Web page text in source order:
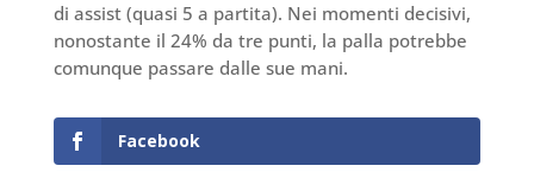
di assist (quasi 5 a partita). Nei momenti decisivi,
nonostante il 24% da tre punti, la palla potrebbe
comunque passare dalle sue mani.
Facebook